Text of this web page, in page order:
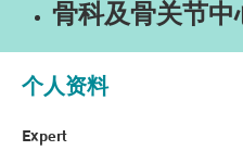
骨科及骨关节中
个人资料
Expert